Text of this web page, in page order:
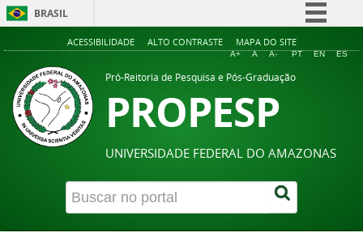
BRASIL
Simplifique!
Acesso à informação
ACESSIBILIDADE ALTO CONTRASTE MAPA DO SITE
A+ A A- PT EN ES
Pró-Reitoria de Pesquisa e Pós-Graduação
PROPESP
UNIVERSIDADE FEDERAL DO AMAZONAS